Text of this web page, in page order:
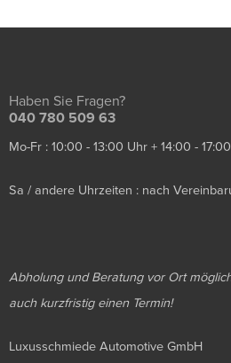
Haben Sie Fragen?
040 780 509 63
Mo-Fr : 10:00 - 13:00 Uhr + 14:00 -
Sa / andere Uhrzeiten : nach
Abholung und Beratung vor Ort
auch kurzfristig einen Termin!
Luxusschmiede Automotive GmbH